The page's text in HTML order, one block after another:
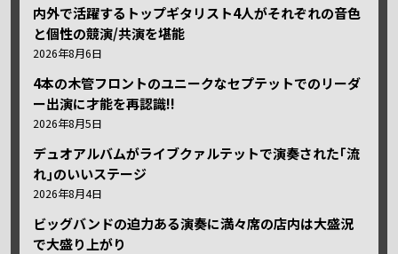
内外で活躍するトップギタリスト4人がそれぞれの音色
と個性の競演/共演を堪能
2026年8月6日
4本の木管フロントのユニークなセプテットでのリーダ
ー出演に才能を再認識!!
2026年8月5日
デュオアルバムがライブクァルテットで演奏された｢流
れ｣のいいステージ
2026年8月4日
ビッグバンドの迫力ある演奏に満々席の店内は大盛況
で大盛り上がり